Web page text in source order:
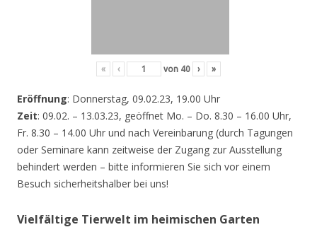
« ‹ von 40 › »
Eröffnung: Donnerstag, 09.02.23, 19.00 Uhr
Zeit: 09.02. – 13.03.23, geöffnet Mo. – Do. 8.30 – 16.00 Uhr,
Fr. 8.30 – 14.00 Uhr und nach Vereinbarung (durch Tagungen
oder Seminare kann zeitweise der Zugang zur Ausstellung
behindert werden – bitte informieren Sie sich vor einem
Besuch sicherheitshalber bei uns!
Vielfältige Tierwelt im heimischen Garten